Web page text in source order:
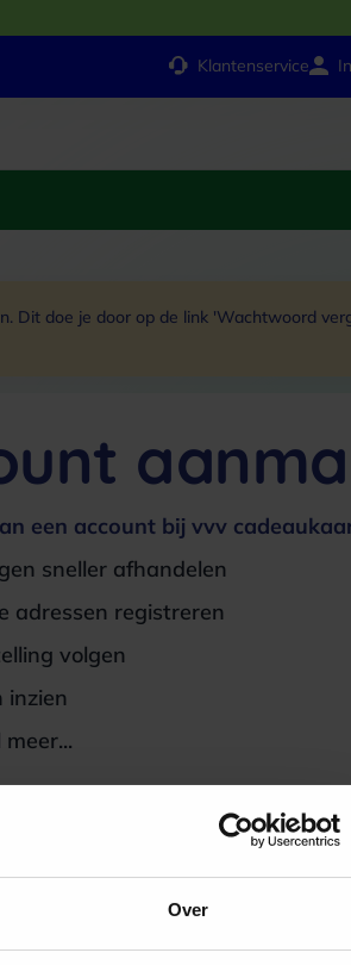
Over
Klantenservice
doe je door op de link 'Wachtwoord
een account bij vvv
sneller afhandelen
adressen registreren
volgen
inzien